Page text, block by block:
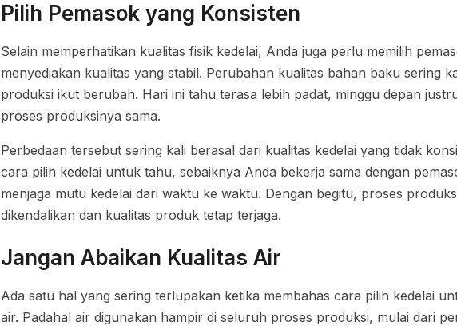
Pilih Pemasok yang Konsisten
Selain memperhatikan kualitas fisik kedelai, Anda juga perlu memilih
menyediakan kualitas yang stabil. Perubahan kualitas bahan baku sering
produksi ikut berubah. Hari ini tahu terasa lebih padat, minggu depan
proses produksinya sama.
Perbedaan tersebut sering kali berasal dari kualitas kedelai yang tidak
cara pilih kedelai untuk tahu, sebaiknya Anda bekerja sama dengan
menjaga mutu kedelai dari waktu ke waktu. Dengan begitu, proses
dikendalikan dan kualitas produk tetap terjaga.
Jangan Abaikan Kualitas Air
Ada satu hal yang sering terlupakan ketika membahas cara pilih kedelai
air. Padahal air digunakan hampir di seluruh proses produksi, mulai dari